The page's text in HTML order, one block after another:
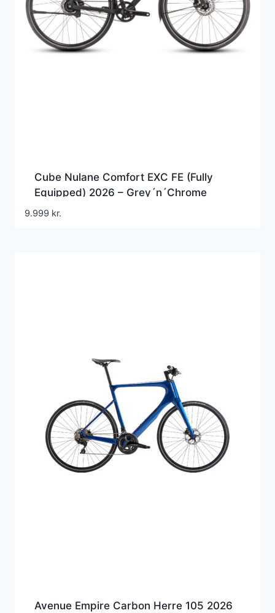
Cube Nulane Comfort EXC FE (Fully
Equipped) 2026 – Grey´n´Chrome
9.999 kr.
Avenue Empire Carbon Herre 105 2026